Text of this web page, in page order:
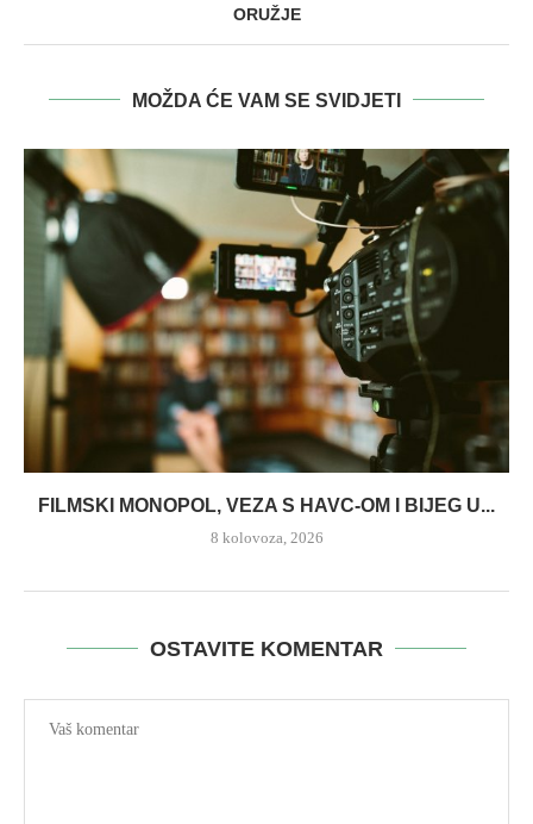
ORUŽJE
MOŽDA ĆE VAM SE SVIDJETI
FILMSKI MONOPOL, VEZA S HAVC-OM I BIJEG U...
8 kolovoza, 2026
OSTAVITE KOMENTAR